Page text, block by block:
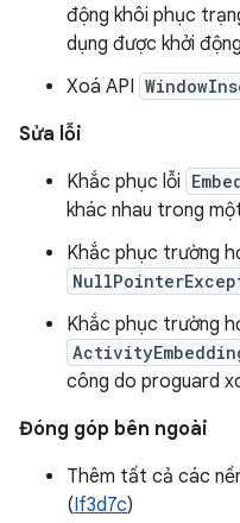
động khôi phục
dụng được khởi
Xoá API
Sửa lỗi
Khắc phục lỗi
khác nhau trong
Khắc phục trường
Khắc phục trường
công do proguard
Đóng góp bên ngoài
Thêm tất cả các
(If3d7c)